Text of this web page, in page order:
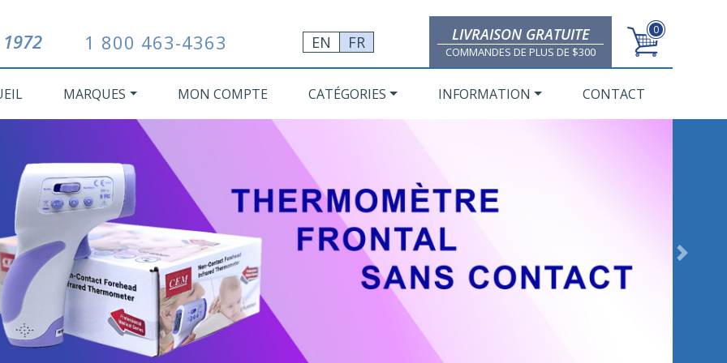
1 800 463-4363 EN FR LIVRAISON GRATUITE
COMMANDES DE PLUS DE $300
0
MARQUES MON COMPTE CATÉGORIES INFORMATION CONTACT
Next